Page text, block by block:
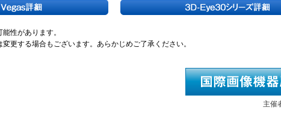
性があります。
更する場合もございます。あらかじめご了承ください。
主催